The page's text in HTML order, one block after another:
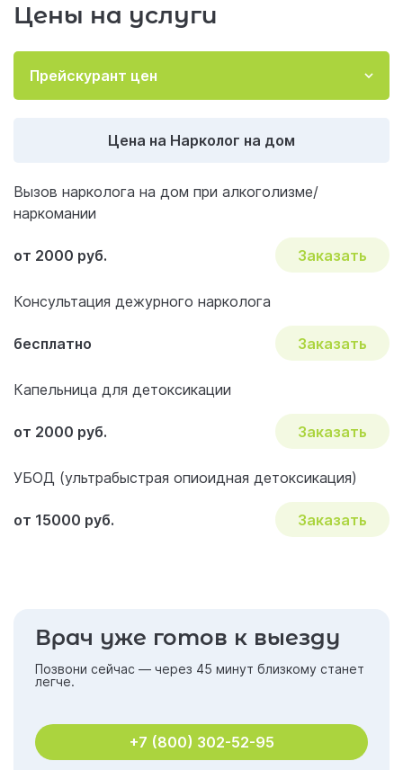
Отзывы об услуге «Нарколог на дом»
Важные вопросы и ответы по наркологии
Цены на услуги
Прейскурант цен
Цена на Нарколог на дом
Вызов нарколога на дом при алкоголизме/
наркомании
от 2000 руб. Заказать
Консультация дежурного нарколога
бесплатно Заказать
Капельница для детоксикации
от 2000 руб. Заказать
УБОД (ультрабыстрая опиоидная детоксикация)
от 15000 руб. Заказать
Врач уже готов к выезду
Позвони сейчас — через 45 минут близкому станет
легче.
+7 (800) 302-52-95